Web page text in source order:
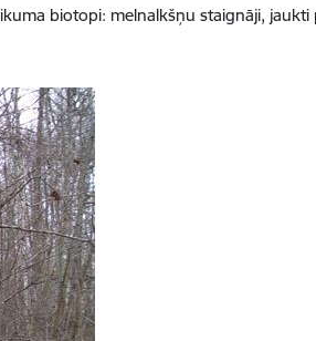
biotopi: melnalkšņu staignāji, jaukti